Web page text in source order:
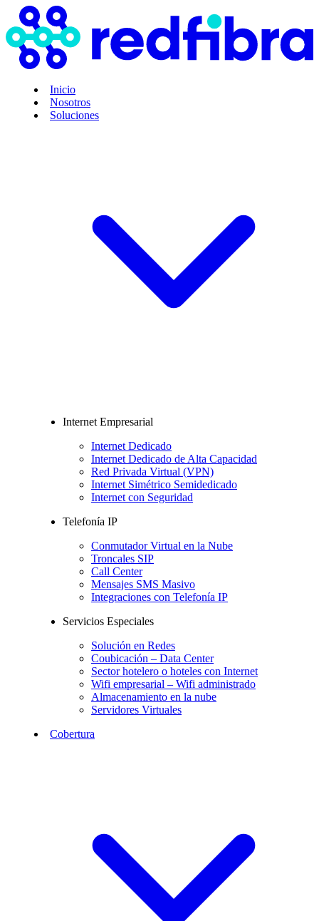
Inicio
Nosotros
Soluciones
Internet Empresarial
Internet Dedicado
Internet Dedicado de Alta Capacidad
Red Privada Virtual (VPN)
Internet Simétrico Semidedicado
Internet con Seguridad
Telefonía IP
Conmutador Virtual en la Nube
Troncales SIP
Call Center
Mensajes SMS Masivo
Integraciones con Telefonía IP
Servicios Especiales
Solución en Redes
Coubicación – Data Center
Sector hotelero o hoteles con Internet
Wifi empresarial – Wifi administrado
Almacenamiento en la nube
Servidores Virtuales
Cobertura